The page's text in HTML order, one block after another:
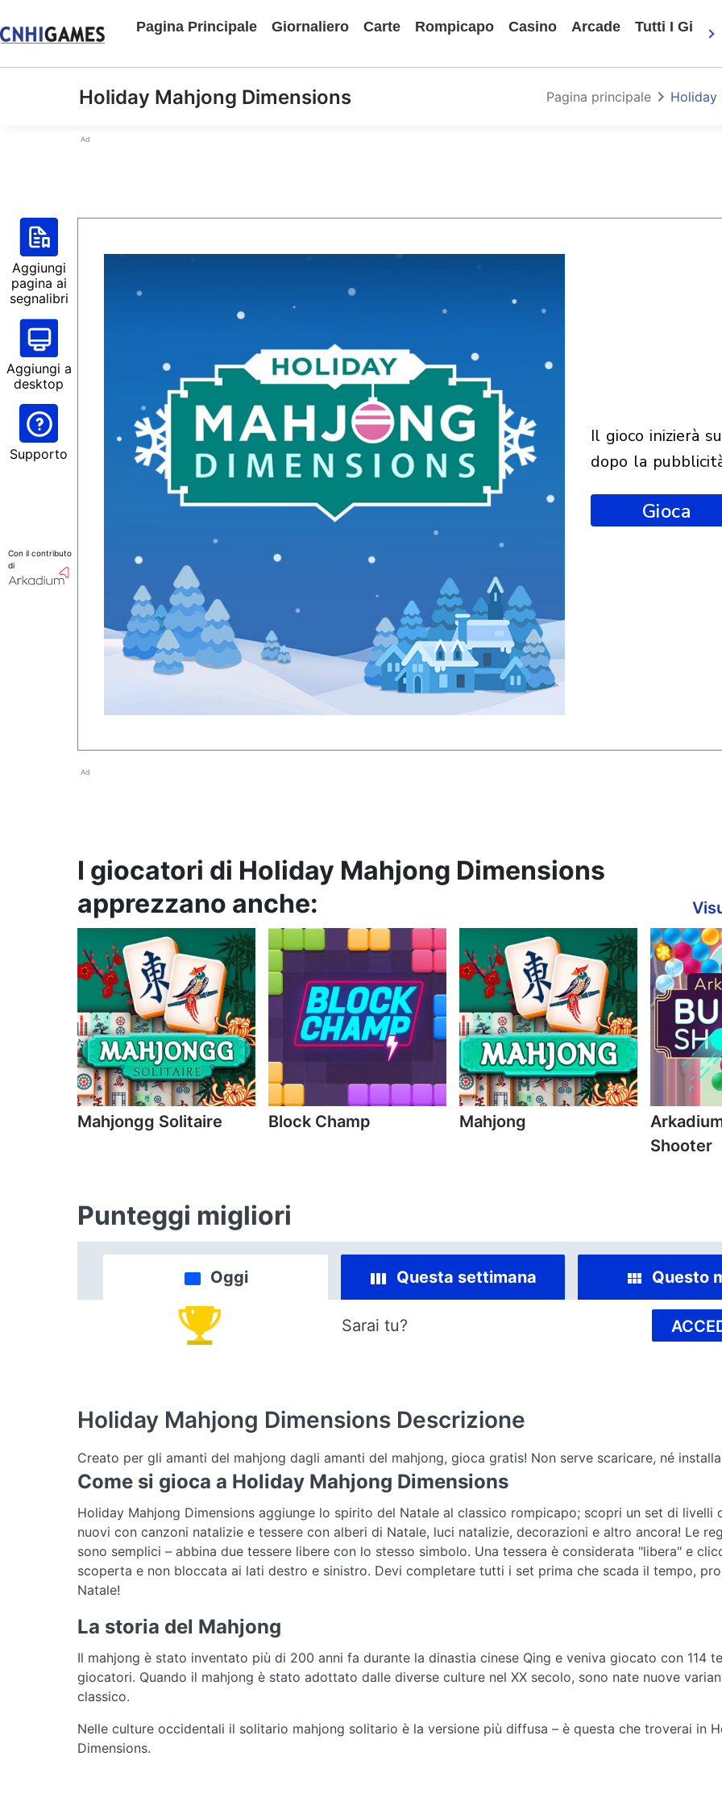
Pagina Principale Giornaliero Carte Rompicapo Casino Arcade Tutti I Giochi
Holiday Mahjong Dimensions Pagina principale Holiday
Ad
Aggiungi
pagina ai
segnalibri
Aggiungi a
desktop
Supporto
Con il contributo
di
il gioco inizierà subito
dopo la
Gioca
Ad
I giocatori di Holiday Mahjong Dimensions
apprezzano anche:
Mahjongg Solitaire Block Champ Mahjong
Shooter
Punteggi migliori
Oggi Questa settimana Questo
Sarai tu?
Holiday Mahjong Dimensions Descrizione
Creato per gli amanti del mahjong dagli amanti del mahjong, gioca gratis! Non serve scaricare, né
Come si gioca a Holiday Mahjong Dimensions
Holiday Mahjong Dimensions aggiunge lo spirito del Natale al classico rompicapo; scopri un set di livelli
nuovi con canzoni natalizie e tessere con alberi di Natale, luci natalizie, decorazioni e altro ancora! Le
sono semplici – abbina due tessere libere con lo stesso simbolo. Una tessera è considerata "libera" e
scoperta e non bloccata ai lati destro e sinistro. Devi completare tutti i set prima che scada il tempo,
Natale!
La storia del Mahjong
Il mahjong è stato inventato più di 200 anni fa durante la dinastia cinese Qing e veniva giocato con 114
giocatori. Quando il mahjong è stato adottato dalle diverse culture nel XX secolo, sono nate nuove
classico.
Nelle culture occidentali il solitario mahjong solitario è la versione più diffusa – è questa che troverai in
Dimensions.